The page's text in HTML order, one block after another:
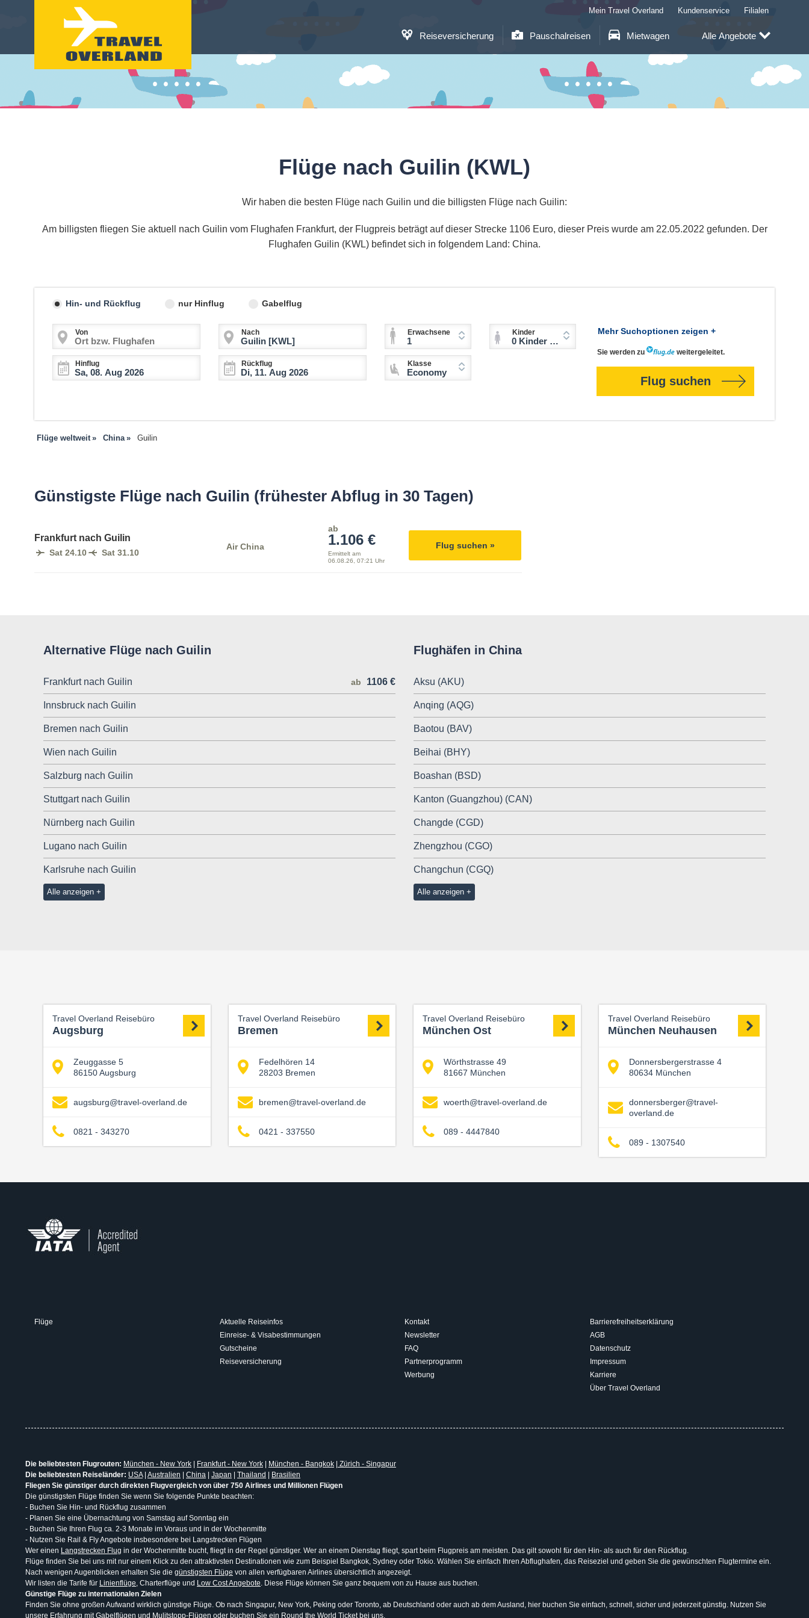
Reiseversicherung Pauschalreisen Mietwagen
Mein Travel Overland Kundenservice Filialen
Alle Angebote
Flüge nach Guilin (KWL)
Wir haben die besten Flüge nach Guilin und die billigsten Flüge nach Guilin:
Am billigsten fliegen Sie aktuell nach Guilin vom Flughafen Frankfurt, der Flugpreis beträgt auf dieser Strecke 1106 Euro, dieser Preis wurde am 22.05.2022 gefunden. Der
Flughafen Guilin (KWL) befindet sich in folgendem Land: China.
Hin- und Rückflug nur Hinflug Gabelflug
Von Nach
Hinflug Rückflug
Erwachsene
1
Kinder
0 Kinder (2-11 Jahre)
Klasse
Economy
Mehr Suchoptionen zeigen +
Sie werden zu weitergeleitet.
Flug suchen
Flüge weltweit China Guilin
Günstigste Flüge nach Guilin (frühester Abflug in 30 Tagen)
Frankfurt nach Guilin
Sat 24.10 Sat 31.10
Air China
ab
1.106 €
Ermittelt am
06.08.26, 07:21 Uhr
Flug suchen »
Alternative Flüge nach Guilin
Frankfurt nach Guilin ab 1106 €
Innsbruck nach Guilin
Bremen nach Guilin
Wien nach Guilin
Salzburg nach Guilin
Stuttgart nach Guilin
Nürnberg nach Guilin
Lugano nach Guilin
Karlsruhe nach Guilin
Alle anzeigen
Flughäfen in China
Aksu (AKU)
Anqing (AQG)
Baotou (BAV)
Beihai (BHY)
Boashan (BSD)
Kanton (Guangzhou) (CAN)
Changde (CGD)
Zhengzhou (CGO)
Changchun (CGQ)
Alle anzeigen
Travel Overland Reisebüro
Augsburg
Zeuggasse 5
86150 Augsburg
augsburg@travel-overland.de
0821 - 343270
Travel Overland Reisebüro
Bremen
Fedelhören 14
28203 Bremen
bremen@travel-overland.de
0421 - 337550
Travel Overland Reisebüro
München Ost
Wörthstrasse 49
81667 München
woerth@travel-overland.de
089 - 4447840
Travel Overland Reisebüro
München Neuhausen
Donnersbergerstrasse 4
80634 München
donnersberger@travel-
overland.de
089 - 1307540
Flüge
Aktuelle Reiseinfos
Einreise- & Visabestimmungen
Gutscheine
Reiseversicherung
Kontakt
Newsletter
FAQ
Partnerprogramm
Werbung
Barrierefreiheitserklärung
AGB
Datenschutz
Impressum
Karriere
Über Travel Overland
Die beliebtesten Flugrouten: München - New York | Frankfurt - New York | München - Bangkok | Zürich - Singapur
Die beliebtesten Reiseländer: USA| Australien | China | Japan | Thailand | Brasilien
Fliegen Sie günstiger durch direkten Flugvergleich von über 750 Airlines und Millionen Flügen
Die günstigsten Flüge finden Sie wenn Sie folgende Punkte beachten:
- Buchen Sie Hin- und Rückflug zusammen
- Planen Sie eine Übernachtung von Samstag auf Sonntag ein
- Buchen Sie Ihren Flug ca. 2-3 Monate im Voraus und in der Wochenmitte
- Nutzen Sie Rail & Fly Angebote insbesondere bei Langstrecken Flügen
Wer einen Langstrecken Flug in der Wochenmitte bucht, fliegt in der Regel günstiger. Wer an einem Dienstag fliegt, spart beim Flugpreis am meisten. Das gilt sowohl für den Hin- als auch für den Rückflug.
Flüge finden Sie bei uns mit nur einem Klick zu den attraktivsten Destinationen wie zum Beispiel Bangkok, Sydney oder Tokio. Wählen Sie einfach Ihren Abflughafen, das Reiseziel und geben Sie die gewünschten Flugtermine ein.
Nach wenigen Augenblicken erhalten Sie die günstigsten Flüge von allen verfügbaren Airlines übersichtlich angezeigt.
Wir listen die Tarife für Linienflüge , Charterflüge und Low Cost Angebote . Diese Flüge können Sie ganz bequem von zu Hause aus buchen.
Günstige Flüge zu internationalen Zielen
Finden Sie ohne großen Aufwand wirklich günstige Flüge. Ob nach Singapur, New York, Peking oder Toronto, ab Deutschland oder auch ab dem Ausland, hier buchen Sie einfach, schnell, sicher und jederzeit günstig. Nutzen Sie
unsere Erfahrung mitGabelflügen und Mulitstopp-Flügen oder buchen Sie ein Round the World Ticketbei uns.